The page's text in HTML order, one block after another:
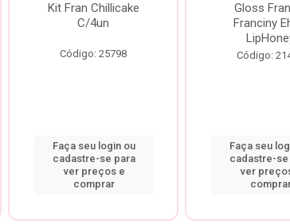
Kit Fran Chillicake
C/4un
Código: 25798
Faça seu login ou
cadastre-se para
ver preços e
comprar
Gloss
Franciny
Código:
Faça seu
cadastre-se
ver